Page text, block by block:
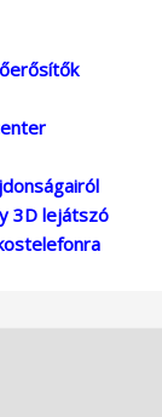
3D lejátszó